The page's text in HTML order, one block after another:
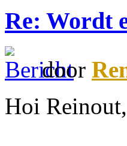
Re: Wordt
door
Hoi Reinout,